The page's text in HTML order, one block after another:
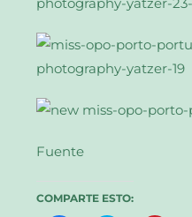
Fuente
COMPARTE ESTO: